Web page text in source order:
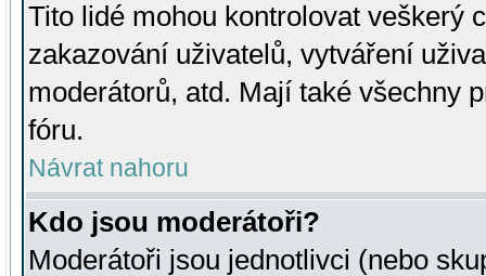
Tito lidé mohou kontrolovat veškerý
zakazování uživatelů, vytváření
moderátorů, atd. Mají také všechny
fóru.
Návrat nahoru
Kdo jsou moderátoři?
Moderátoři jsou jednotlivci (nebo